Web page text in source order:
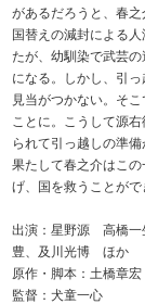
があるだろうと、春之
国替えの減封による
たが、幼馴染で武芸
になる。しかし、引
見当がつかない。そ
ことに。こうして源
られて引っ越しの準
果たして春之介はこ
げ、国を救うことがで
出演：星野源 高橋
豊、及川光博 ほか
原作・脚本：土橋章
監督：犬童一心